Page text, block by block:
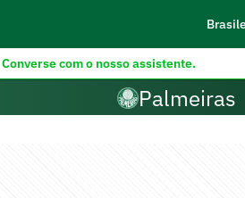
Converse com o nosso assistente.
Palmeiras